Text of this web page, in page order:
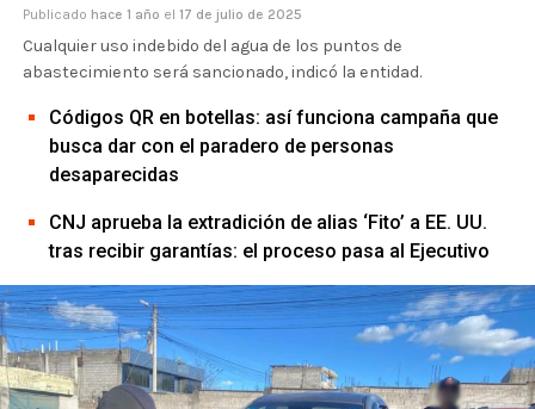
Publicado hace 1 año el 17 de julio de 2025
Cualquier uso indebido del agua de los puntos de
abastecimiento será sancionado, indicó la entidad.
Códigos QR en botellas: así funciona campaña que
busca dar con el paradero de personas
desaparecidas
CNJ aprueba la extradición de alias ‘Fito’ a EE. UU.
tras recibir garantías: el proceso pasa al Ejecutivo